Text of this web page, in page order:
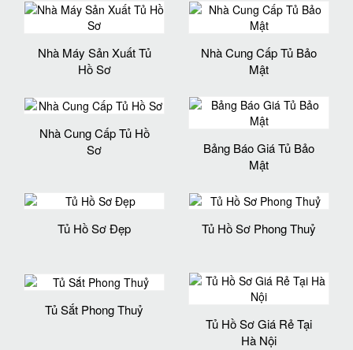
Nhà Máy Sản Xuất Tủ
Hồ Sơ
Nhà Cung Cấp Tủ Bảo
Mật
Nhà Cung Cấp Tủ Hồ
Sơ
Bảng Báo Giá Tủ Bảo
Mật
Tủ Hồ Sơ Đẹp Tủ Hồ Sơ Phong Thuỷ
Tủ Sắt Phong Thuỷ
Tủ Hồ Sơ Giá Rẻ Tại
Hà Nội